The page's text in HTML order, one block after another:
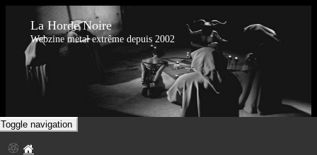
La Horde Noire
Webzine metal extrême depuis 2002
Toggle navigation